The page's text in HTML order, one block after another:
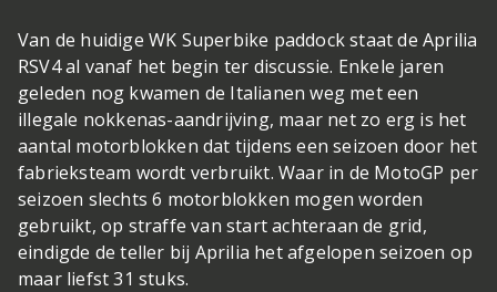
Van de huidige WK Superbike paddock staat de Aprilia
RSV4 al vanaf het begin ter discussie. Enkele jaren
geleden nog kwamen de Italianen weg met een
illegale nokkenas-aandrijving, maar net zo erg is het
aantal motorblokken dat tijdens een seizoen door het
fabrieksteam wordt verbruikt. Waar in de MotoGP per
seizoen slechts 6 motorblokken mogen worden
gebruikt, op straffe van start achteraan de grid,
eindigde de teller bij Aprilia het afgelopen seizoen op
maar liefst 31 stuks.